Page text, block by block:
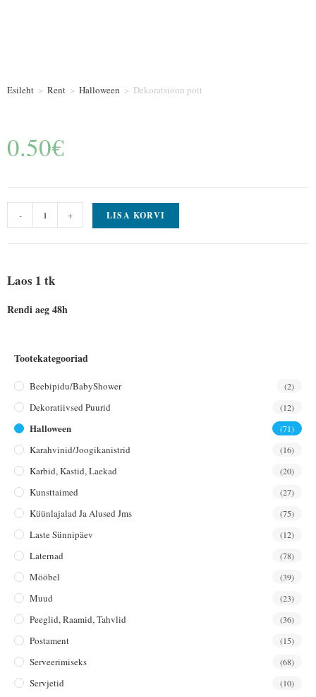
Esileht > Rent > Halloween > Dekoratsioon pott
0.50€
- + LISA KORVI
Laos 1 tk
Rendi aeg 48h
Tootekategooriad
Beebipidu/BabyShower (2)
Dekoratiivsed Puurid (12)
Halloween (71)
Karahvinid/joogikanistrid (16)
Karbid, Kastid, Laekad (20)
Kunsttaimed (27)
Küünlajalad Ja Alused Jms (75)
Laste Sünnipäev (12)
Laternad (78)
Mööbel (39)
Muud (23)
Peeglid, Raamid, Tahvlid (36)
Postament (15)
Serveerimiseks (68)
Servjetid (10)